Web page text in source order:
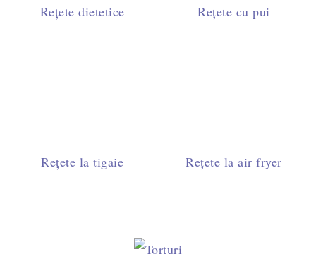
Rețete dietetice Rețete cu pui
Rețete la tigaie Rețete la air fryer